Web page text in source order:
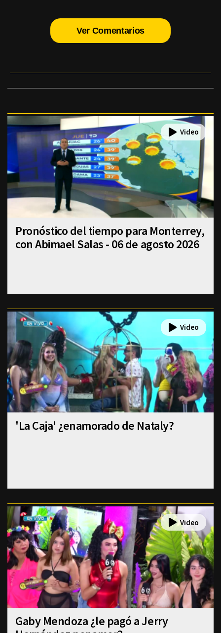
Ver Comentarios
Pronóstico del tiempo para Monterrey,
con Abimael Salas - 06 de agosto 2026
'La Caja' ¿enamorado de Nataly?
Gaby Mendoza ¿le pagó a Jerry